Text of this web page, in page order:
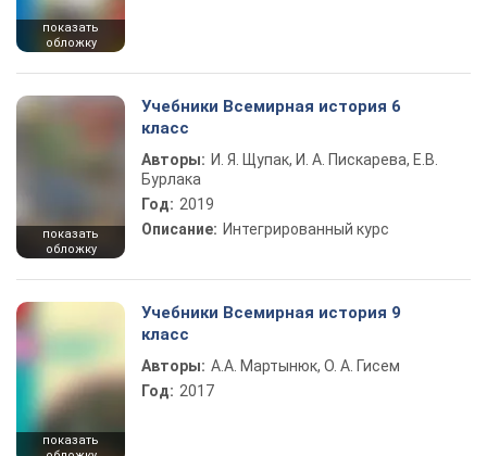
показать
обложку
показать
обложку
Учебники Всемирная история 6
класс
Авторы: И. Я. Щупак, И. А. Пискарева, Е.В.
Бурлака
Год: 2019
Описание: Интегрированный курс
показать
Учебники Всемирная история 9
класс
Авторы: А.А. Мартынюк, О. А. Гисем
Год: 2017